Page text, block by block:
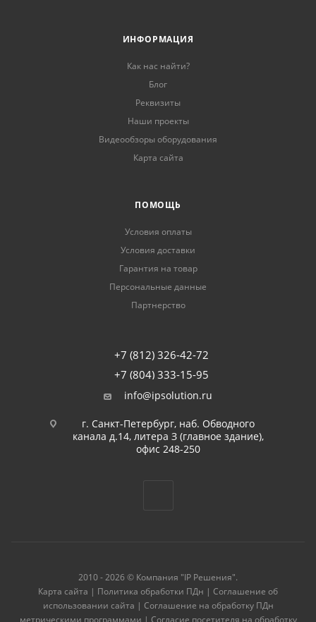
ИНФОРМАЦИЯ
Как нас найти?
Блог
Реквизиты
Наши проекты
Видеообзоры оборудования
Карта сайта
ПОМОЩЬ
Условия оплаты
Условия доставки
Гарантия на товар
Персональные данные
Партнерство
+7 (812) 326-42-72
+7 (804) 333-15-95
info@ipsolution.ru
г. Санкт-Петербург, наб. Обводного
канала д.14, литера З (главное здание),
офис 248-250
2010 - 2026 © Компания "IP Решения".
Карта сайта | Политика обработки ПДн | Соглашение об
использовании сайта | Соглашение на обработку ПДн
метрическими программами | Согласие посетителя на обработку